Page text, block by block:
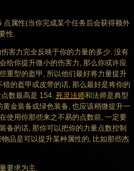
属性(当你完成某个任务后会获得额外
性.
害力完全反映于你的力量的多少. 没有
给你提升微小的伤害力, 那么你或许应
重型的盔甲, 所以他们最好将力量提升
的盔甲或皮带的话, 那么最好是将你的
数最高是 154. 死灵法师和法师是典型
金装备或绿色装备, 也应该稍微提升一
使用你那些来之不易的点数前, 一定要
备的话, 那你可以把你的力量点数控制
品是可以提升某种属性的, 比如那些杰
要求为主.